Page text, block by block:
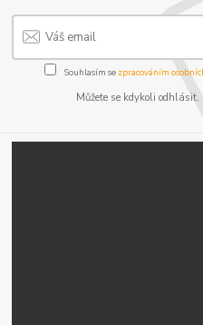
Souhlasím se zpracováním
Můžete se kdykoli